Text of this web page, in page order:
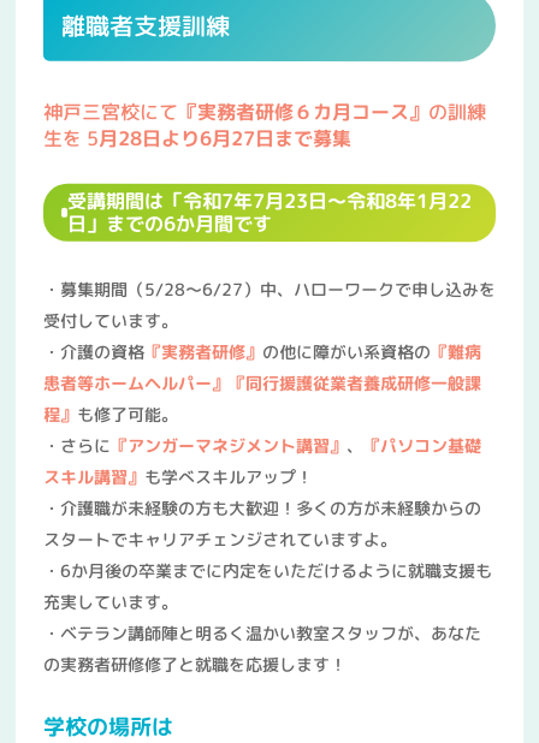
離職者支援訓練
神戸三宮校にて 『実務者研修６カ月コース』 の訓練
生を 5月28日より6月27日まで募集
受講期間は「令和7年7月23日～令和8年1月22
日」までの6か月間です
・募集期間（5/28～6/27）中、ハローワークで申し込みを
受付しています。
・介護の資格『実務者研修』 の他に障がい系資格の 『難病
患者等ホームヘルパー』『同行援護従業者養成研修一般課
程』 も修了可能。
・さらに 『アンガーマネジメント講習』 、 『パソコン基礎
スキル講習』 も学べスキルアップ！
・介護職が未経験の方も大歓迎！多くの方が未経験からの
スタートでキャリアチェンジされていますよ。
・6か月後の卒業までに内定をいただけるように就職支援も
充実しています。
・ベテラン講師陣と明るく温かい教室スタッフが、あなた
の実務者研修修了と就職を応援します！
学校の場所は